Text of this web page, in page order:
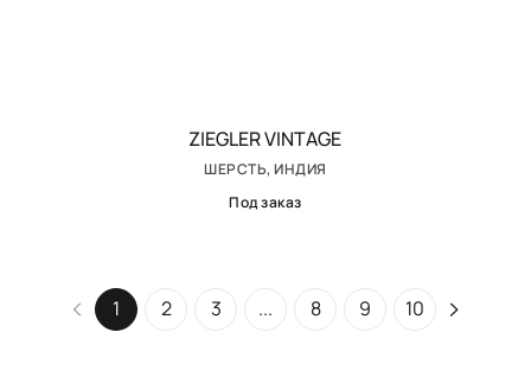
ZIEGLER VINTAGE
ШЕРСТЬ, ИНДИЯ
Под заказ
1 2 3 ... 8 9 10